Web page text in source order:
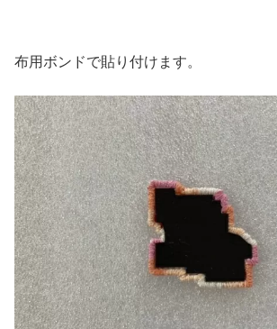
布用ボンドで貼り付けます。